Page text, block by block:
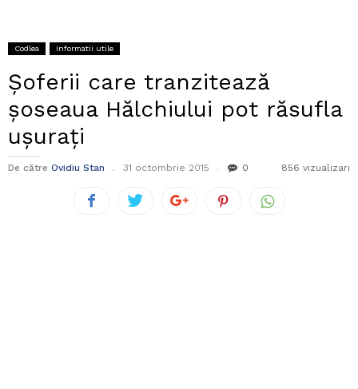
Codlea Informatii utile
Șoferii care tranzitează
șoseaua Hălchiului pot răsufla
ușurați
De către Ovidiu Stan 31 octombrie 2015 0 856 vizualizari